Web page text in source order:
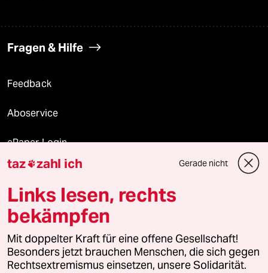
Fragen & Hilfe
Feedback
Aboservice
ePaper Login
Downloads für Abonnierende
© 2026 taz Verlags und Vertriebs GmbH
Alle Rechte vorbehalten. Bei rechtlichen Fragen oder für Genehmigungen
wenden Sie sich bitte an
lizenzen@taz.de
taz zahl ich Gerade nicht
Links lesen, rechts
bekämpfen
Mit doppelter Kraft für eine offene Gesellschaft!
Besonders jetzt brauchen Menschen, die sich gegen
Rechtsextremismus einsetzen, unsere Solidarität.